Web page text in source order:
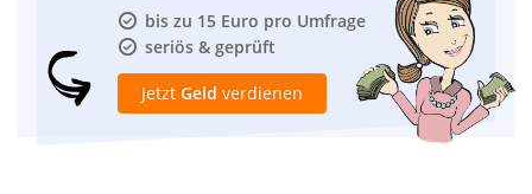
bis zu 15 Euro pro Umfrage
seriös & geprüft
Jetzt Geld verdienen